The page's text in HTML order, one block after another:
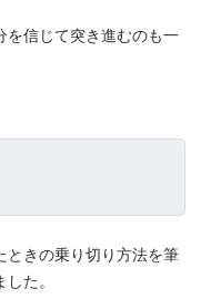
を信じて突き進むのも一
ときの乗り切り方法を筆
た。